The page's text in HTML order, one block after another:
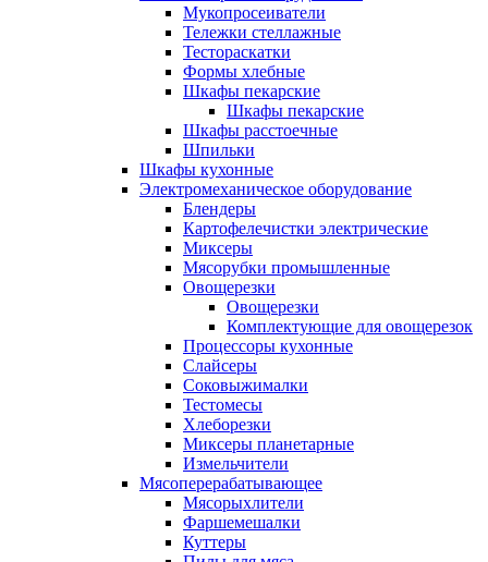
Мукопросеиватели
Тележки стеллажные
Тестораскатки
Формы хлебные
Шкафы пекарские
Шкафы пекарские
Шкафы расстоечные
Шпильки
Шкафы кухонные
Электромеханическое оборудование
Блендеры
Картофелечистки электрические
Миксеры
Мясорубки промышленные
Овощерезки
Овощерезки
Комплектующие для овощерезок
Процессоры кухонные
Слайсеры
Соковыжималки
Тестомесы
Хлеборезки
Миксеры планетарные
Измельчители
Мясоперерабатывающее
Мясорыхлители
Фаршемешалки
Куттеры